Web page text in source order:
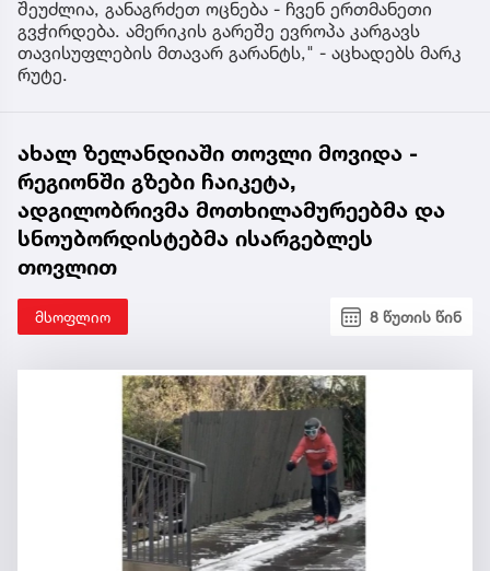
შეუძლია, განაგრძეთ ოცნება - ჩვენ ერთმანეთი
გვჭირდება. ამერიკის გარეშე ევროპა კარგავს
თავისუფლების მთავარ გარანტს," - აცხადებს მარკ
რუტე.
ახალ ზელანდიაში თოვლი მოვიდა -
რეგიონში გზები ჩაიკეტა,
ადგილობრივმა მოთხილამურეებმა და
სნოუბორდისტებმა ისარგებლეს
თოვლით
მსოფლიო 8 წუთის წინ